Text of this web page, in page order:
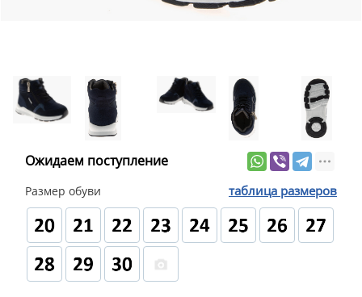
Ожидаем поступление
Размер обуви таблица размеров